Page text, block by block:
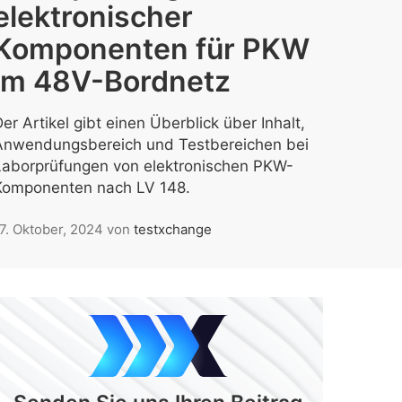
für PKW
48V-Bordnetz
Artikel gibt einen Überblick über Inhalt,
und Testbereichen bei
von elektronischen PKW-
nach LV 148.
Oktober, 2024 von testxchange